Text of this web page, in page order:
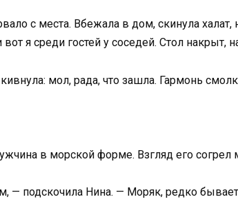
с места. Вбежала в дом, скинула
я среди гостей у соседей. Стол накрыт,
мол, рада, что зашла. Гармонь
в морской форме. Взгляд его согрел
— подскочила Нина. — Моряк, редко